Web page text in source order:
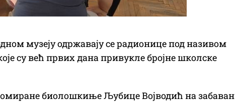
музеју одржавају се радионице под називом
су већ првих дана привукле бројне школске
биолошкиње Љубице Војводић на забаван